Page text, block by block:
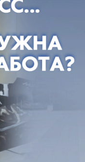
и
в КубГУ в